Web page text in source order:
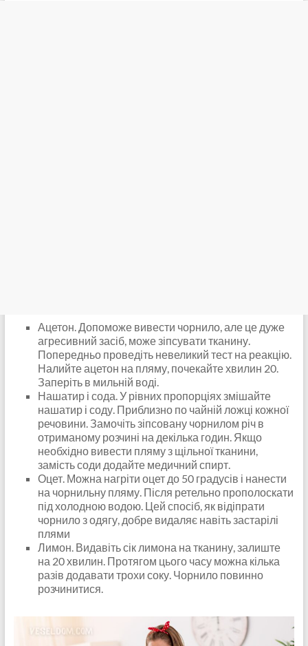
Ацетон. Допоможе вивести чорнило, але це дуже
агресивний засіб, може зіпсувати тканину.
Попередньо проведіть невеликий тест на реакцію.
Налийте ацетон на пляму, почекайте хвилин 20.
Заперіть в мильній воді.
Нашатир і сода. У рівних пропорціях змішайте
нашатир і соду. Приблизно по чайній ложці кожної
речовини. Замочіть зіпсовану чорнилом річ ​​в
отриманому розчині на декілька годин. Якщо
необхідно вивести пляму з щільної тканини,
замість соди додайте медичний спирт.
Оцет. Можна нагріти оцет до 50 градусів і нанести
на чорнильну пляму. Після ретельно прополоскати
під холодною водою. Цей спосіб, як відіпрати
чорнило з одягу, добре видаляє навіть застарілі
плями
Лимон. Видавіть сік лимона на тканину, залиште
на 20 хвилин. Протягом цього часу можна кілька
разів додавати трохи соку. Чорнило повинно
розчинитися.